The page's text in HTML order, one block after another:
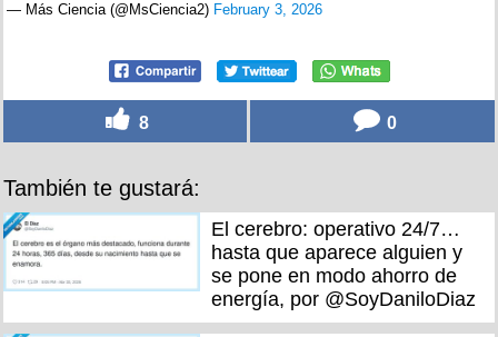
— Más Ciencia (@MsCiencia2) February 3, 2026
8 0
También te gustará:
El cerebro: operativo 24/7…
hasta que aparece alguien y
se pone en modo ahorro de
energía, por @SoyDaniloDiaz